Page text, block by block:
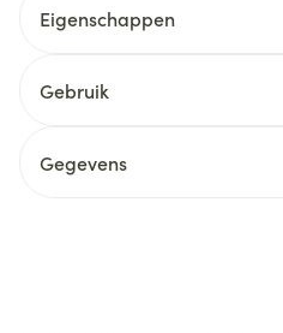
Eigenschappen
Handig voor
Gebruik
Gegevens